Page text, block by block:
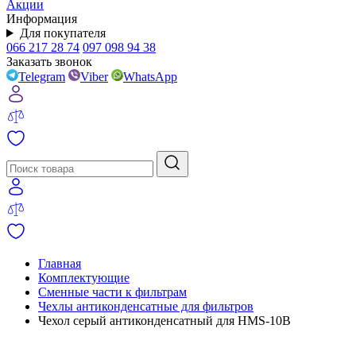
Акции
Информация
Для покупателя
066 217 28 74 097 098 94 38
Заказать звонок
Telegram
Viber WhatsApp
Главная
Комплектующие
Сменные части к фильтрам
Чехлы антиконденсатные для фильтров
Чехол серый антиконденсатный для HMS-10B